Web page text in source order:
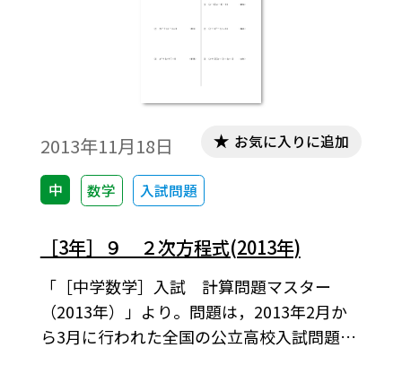
2013年11月18日
中 数学 入試問題
お気に入りに追加
［3年］９ ２次方程式(2013年)
「［中学数学］入試 計算問題マスター
（2013年）」より。問題は，2013年2月か
ら3月に行われた全国の公立高校入試問題か